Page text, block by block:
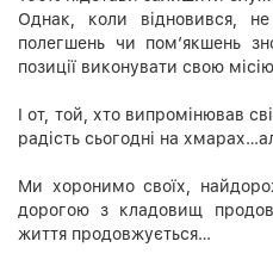
Однак, коли відновився,
полегшень чи пом’якшень
позиції виконувати свою
І от, той, хто випромінював
радість сьогодні на
Ми хоронимо своїх,
дорогою з кладовищ
життя продовжується…